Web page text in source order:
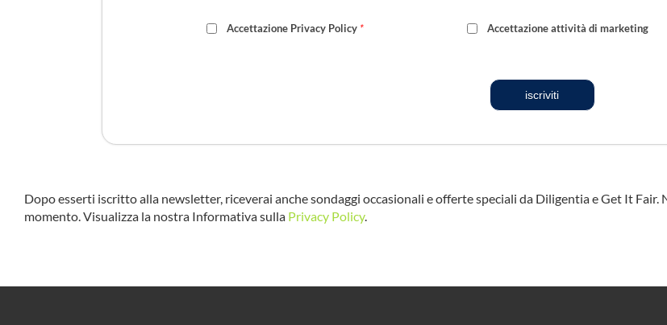
Accettazione Privacy Policy * Accettazione attività di marketing
iscriviti
Dopo esserti iscritto alla newsletter, riceverai anche sondaggi occasionali e offerte speciali da Diligentia e Get It
momento. Visualizza la nostra Informativa sulla Privacy Policy.